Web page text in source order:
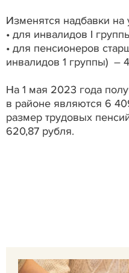
Изменятся надбавки на
• для инвалидов I
• для пенсионеров
инвалидов 1 группы) –
На 1 мая 2023 года
в районе являются 6
размер трудовых
620,87 рубля.